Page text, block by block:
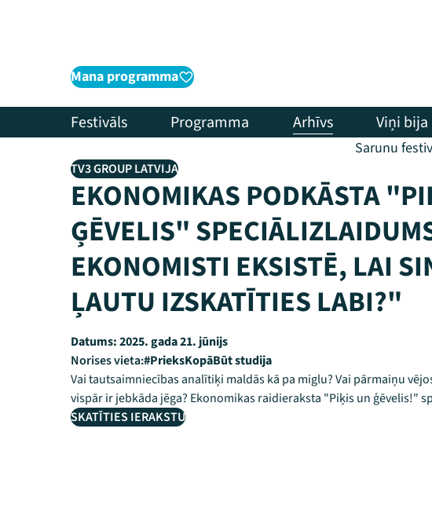
Mana programma
Festivāls Programma Arhīvs Viņi bija
Sarunu
TV3 GROUP LATVIJA
EKONOMIKAS PODKĀSTA
ĢĒVELIS"
EKONOMISTI EKSISTĒ, LAI
ĻAUTU IZSKATĪTIES LABI?"
Datums:2025. gada 21. jūnijs
Norises vieta:#PrieksKopāBūt studija
Vai tautsaimniecības analītiķi maldās kā pa miglu? Vai pārmaiņu
vispār ir jebkāda jēga? Ekonomikas raidieraksta "Piķis un ģēvelis!"
SKATĪTIES IERAKSTU